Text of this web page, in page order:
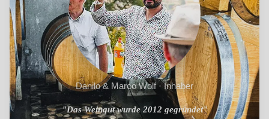
Danilo & Marco Wolf · Inhaber
"Das Weingut wurde 2012 gegründet"
"Nachhaltige Anbaumethoden im Weinberg"